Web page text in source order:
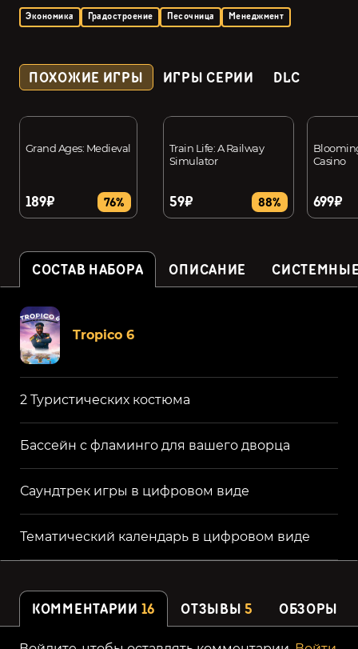
Экономика Градостроение Песочница Менеджмент
ПОХОЖИЕ ИГРЫ ИГРЫ СЕРИИ DLC
Grand Ages: Medieval
189₽ 76%
Train Life: A Railway
Simulator
59₽ 88%
Casino
699₽
СОСТАВ НАБОРА ОПИСАНИЕ
Tropico 6
2 Туристических костюма
Бассейн с фламинго для вашего дворца
Саундтрек игры в цифровом виде
Тематический календарь в цифровом виде
КОММЕНТАРИИ 16 ОТЗЫВЫ5 ОБЗОРЫ